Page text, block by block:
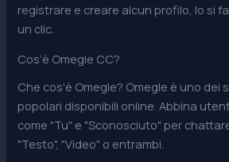
registrare e creare alcun profilo, lo si
un clic.
Cos’è Omegle CC?
Che cos'è Omegle? Omegle è uno dei
popolari disponibili online. Abbina
come "Tu" e "Sconosciuto" per
"Testo", "Video" o entrambi.